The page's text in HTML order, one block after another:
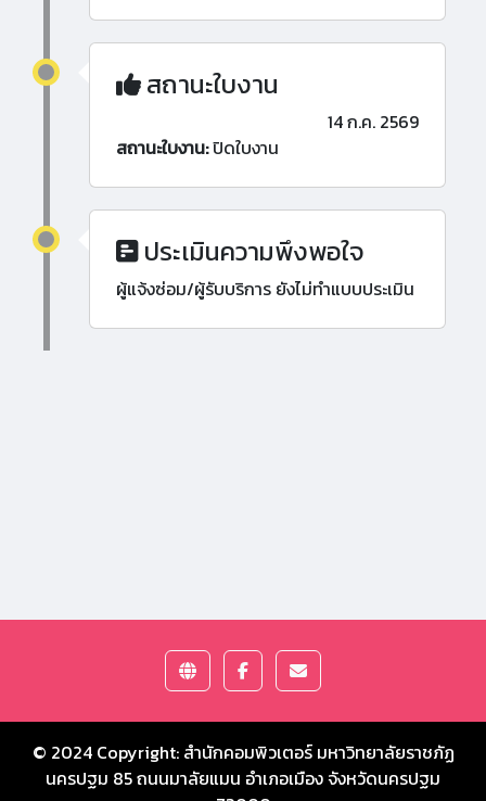
สถานะใบงาน
14 ก.ค. 2569
สถานะใบงาน:ปิดใบงาน
ประเมินความพึงพอใจ
ผู้แจ้งซ่อม/ผู้รับบริการ ยังไม่ทำแบบประเมิน
© 2024 Copyright: สำนักคอมพิวเตอร์ มหาวิทยาลัยราชภัฏ
นครปฐม 85 ถนนมาลัยแมน อำเภอเมือง จังหวัดนครปฐม